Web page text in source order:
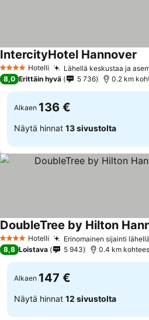
4 Tähtiluokitus
Hotelli Lähellä keskustaa ja
IntercityHotel Hannover
8,0 Erittäin hyvä 5 736
Alkaen 136 €
Näytä hinnat 13 sivustolta
4 Tähtiluokitus
Hotelli Erinomainen sijainti
DoubleTree by Hilton
8,8 Loistava 5 943 0.4 km
Alkaen 147 €
Näytä hinnat 12 sivustolta